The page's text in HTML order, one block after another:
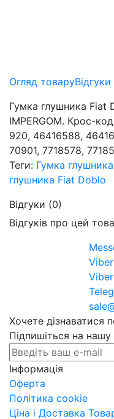
Огляд товару
Гумка глушника Fiat
IMPERGOM. Крос-
920, 46416588,
70901, 7718578,
Теги: Гумка глушника
глушника Fiat Doblo
Відгуки (0)
Відгуків про цей
Viber
Viber
Хочете дізнаватися
Підпишіться на
Інформація
Оферта
Політика cookie
Ціна і Доставка